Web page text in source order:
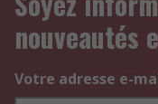
nouveautés
Votre adresse e-